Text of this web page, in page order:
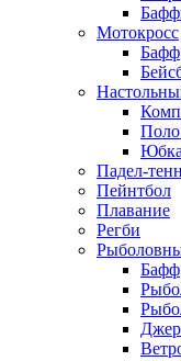
Мотокросс
Бафф
Поло
Юбка
Падел-
Пейнтбол
Плавание
Регби
Бафф